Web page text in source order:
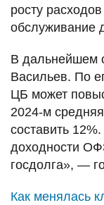
росту
обслуживание
В дальнейшем
Васильев. По
ЦБ может
2024-м
составить
доходности
госдолга», —
Как менялась